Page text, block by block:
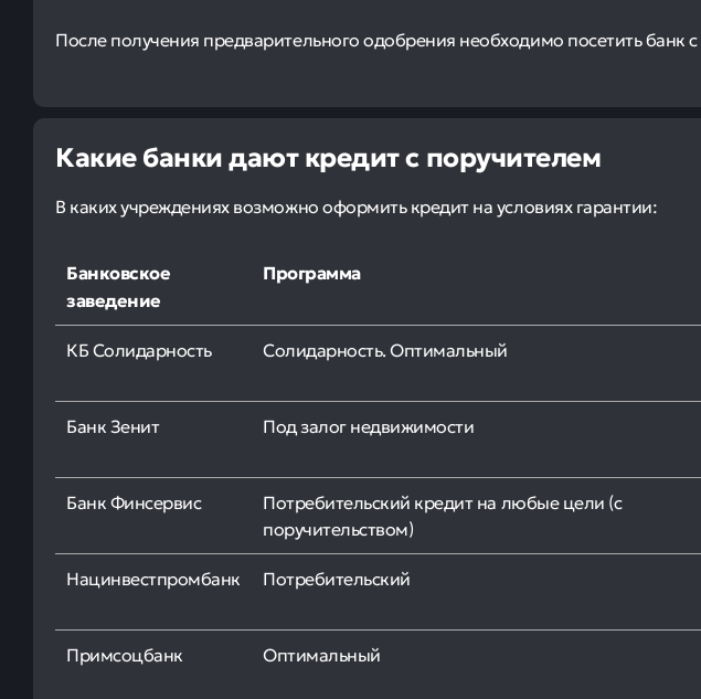
После получения предварительного одобрения необходимо посетить
Какие банки дают кредит с поручителем
В каких учреждениях возможно оформить кредит на условиях гарантии:
Банковское
заведение
Программа
КБ Солидарность Солидарность. Оптимальный
Банк Зенит Под залог недвижимости
Банк Финсервис
Потребительский кредит на любые цели (с
поручительством)
Нацинвестпромбанк Потребительский
Примсоцбанк Оптимальный